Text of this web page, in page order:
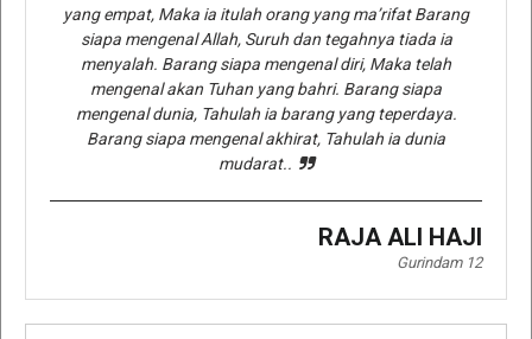
yang empat, Maka ia itulah orang yang ma’rifat Barang
siapa mengenal Allah, Suruh dan tegahnya tiada ia
menyalah. Barang siapa mengenal diri, Maka telah
mengenal akan Tuhan yang bahri. Barang siapa
mengenal dunia, Tahulah ia barang yang teperdaya.
Barang siapa mengenal akhirat, Tahulah ia dunia
mudarat..
RAJA ALI HAJI
Gurindam 12